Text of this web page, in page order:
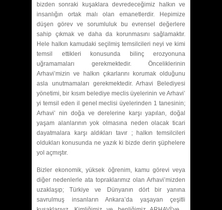
bizden sonraki kuşaklara devredeceğimiz halkın ve
insanlığın ortak malı olan emanetlerdir. Hepimize
düşen görev ve sorumluluk bu evrensel değerlere
sahip çıkmak ve daha da korunmasını sağlamaktır.
Hele halkın kamudaki seçilmiş temsilcileri neyi ve kimi
temsil ettikleri konusunda bilinç erozyonuna
uğramamaları gerekmektedir. Önceliklerinin
Arhavi’mizin ve halkın çıkarlarını korumak olduğunu
asla unutmamaları gerekmektedir. Arhavi Belediyesi
yönetimi, bir kısım belediye meclis üyelerinin ve Arhavi’
yi temsil eden il genel meclisi üyelerinden 1 tanesinin;
Arhavi’ nin doğa ve derelerine karşı yapılan, doğal
yaşam alanlarının yok olmasına neden olacak ticari
dayatmalara karşı aldıkları tavır ; halkın temsilcileri
oldukları konusunda ne yazık ki bizde derin şüphelere
yol açmıştır.
Bizler ekonomik, yüksek öğrenim, kamu görevi veya
diğer nedenlerle ata topraklarımız olan Arhavi’mizden
uzaklaşıp; Türkiye ve Dünyanın dört bir yanına
savrulmuş insanların Ankara’da yaşayan çeşitli